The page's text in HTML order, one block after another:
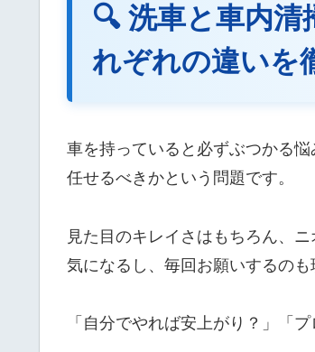
🔍 洗車と車内
れぞれの違いを
車を持っていると必ずぶつかる
任せるべきかという問題です。
見た目のキレイさはもちろん、
気になるし、毎回お願いするのも
「自分でやれば安上がり？」「